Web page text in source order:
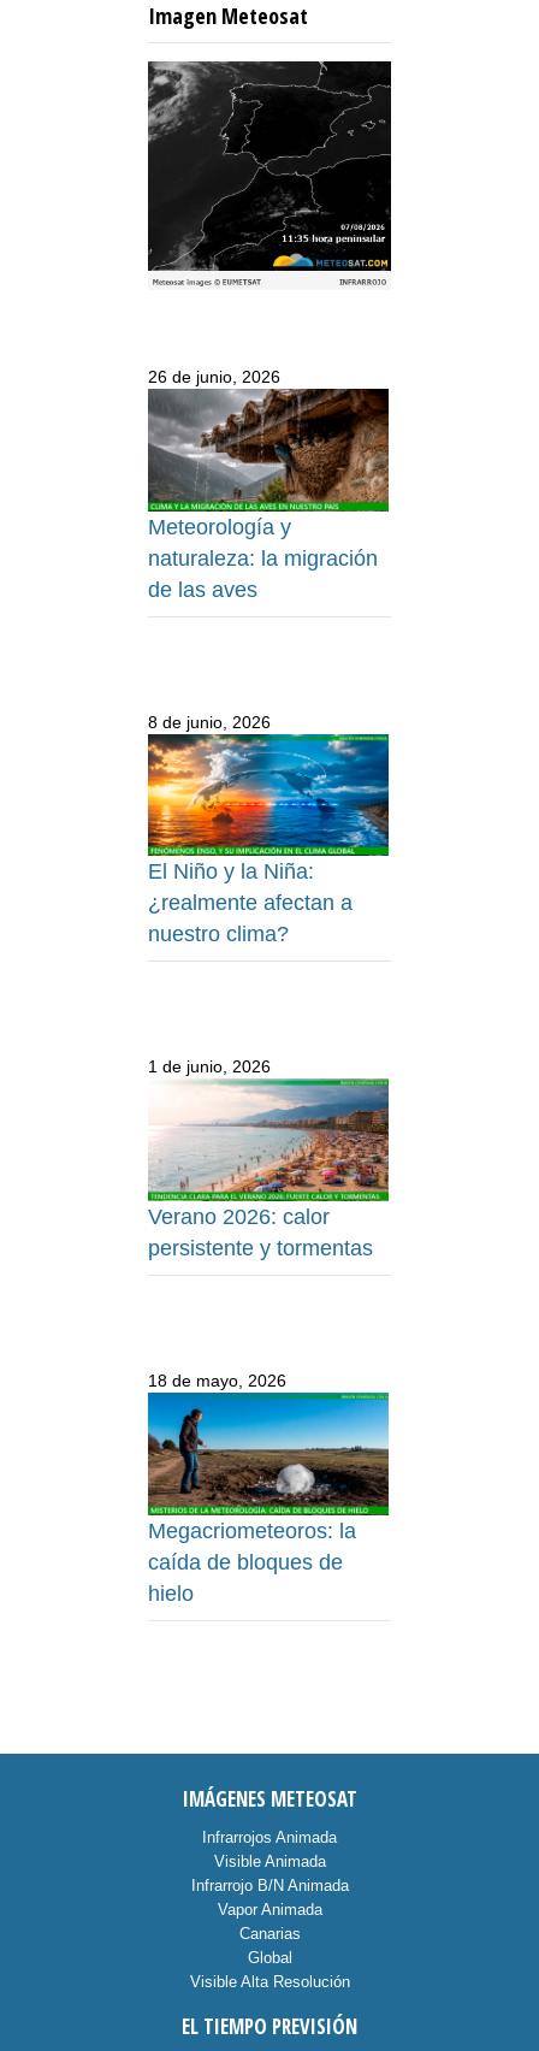
Imagen Meteosat
26 de junio, 2026
Meteorología y
naturaleza: la migración
de las aves
8 de junio, 2026
El Niño y la Niña:
¿realmente afectan a
nuestro clima?
1 de junio, 2026
Verano 2026: calor
persistente y tormentas
18 de mayo, 2026
Megacriometeoros: la
caída de bloques de
hielo
IMÁGENES METEOSAT
Infrarrojos Animada
Visible Animada
Infrarrojo B/N Animada
Vapor Animada
Canarias
Global
Visible Alta Resolución
EL TIEMPO PREVISIÓN